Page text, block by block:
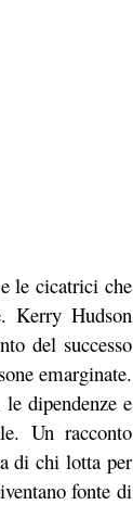
le cicatrici che
Kerry Hudson
del successo
emarginate.
dipendenze e
Un racconto
di chi lotta per
fonte di